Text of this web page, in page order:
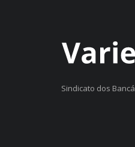
Sindicato dos